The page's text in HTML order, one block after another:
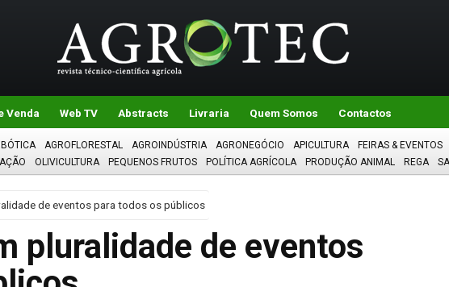
Venda Web TV Abstracts Livraria Quem Somos Contactos
AGROFLORESTAL AGROINDÚSTRIA AGRONEGÓCIO APICULTURA FEIRAS & EVENTOS
OLIVICULTURA PEQUENOS FRUTOS POLÍTICA AGRÍCOLA PRODUÇÃO ANIMAL REGA
de eventos para todos os públicos
pluralidade de eventos